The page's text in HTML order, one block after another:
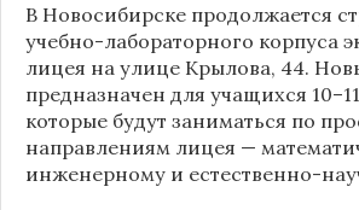
В Новосибирске продолжается
учебно-лабораторного корпуса
лицея на улице Крылова, 44.
предназначен для учащихся
которые будут заниматься по
направлениям лицея —
инженерному и естественно-